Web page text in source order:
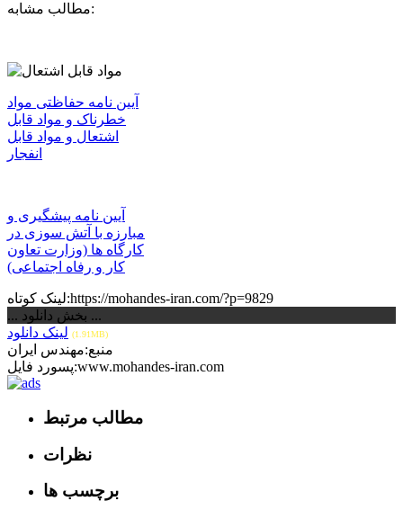
مطالب مشابه:
آیین نامه حفاظتی مواد
خطرناک و مواد قابل
اشتعال و مواد قابل
انفجار
آیین نامه پیشگیری و
مبارزه با آتش سوزی در
کارگاه ها‌ (وزارت تعاون
کار و رفاه اجتماعی)
لینک کوتاه:https://mohandes-iran.com/?p=9829
... بخش دانلود ...
لینک دانلود
(1.91MB)
منبع:مهندس ایران
پسورد فایل:www.mohandes-iran.com
مطالب مرتبط
نظرات
برچسب ها